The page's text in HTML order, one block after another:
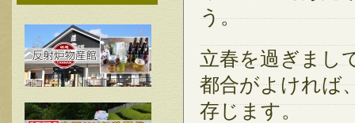
う。
立春を過ぎまし
都合がよければ
存じます。